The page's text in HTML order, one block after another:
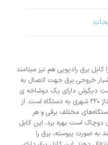
برق رادیویی هم نیز مینامند
خروجی برق جهت اتصال به
دیگرش دارای یک دوشاخه ی
استاندارد جهت دریافت و انتقال ولتاژ ۲۲۰ شهری به دستگاه است. از
مختلف برقی و هر
دوچاک است بهره برد. این کابل‌
به ‌صورت پیوسته، برق را